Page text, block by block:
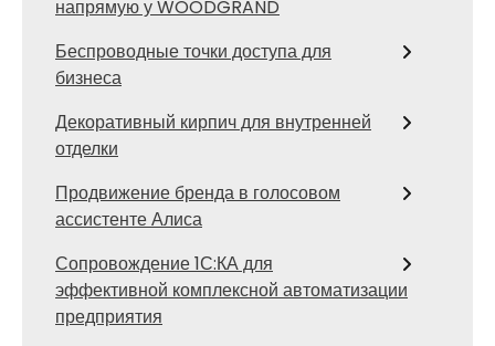
напрямую у WOODGRAND
Беспроводные точки доступа для
бизнеса
Декоративный кирпич для внутренней
отделки
Продвижение бренда в голосовом
ассистенте Алиса
Сопровождение 1С:КА для
эффективной комплексной автоматизации
предприятия